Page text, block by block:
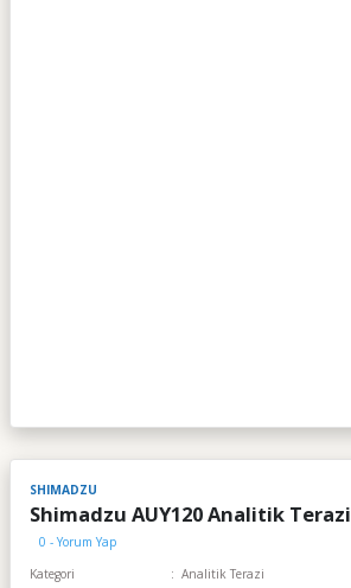
SHIMADZU
Shimadzu AUY120 Analitik Terazi
0 - Yorum Yap
Kategori
Analitik Terazi